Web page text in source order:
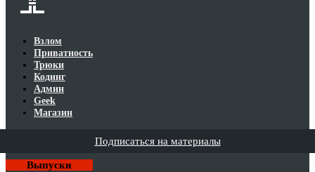
Взлом
Приватность
Трюки
Кодинг
Админ
Geek
Магазин
Подписаться на материалы
Выпуски